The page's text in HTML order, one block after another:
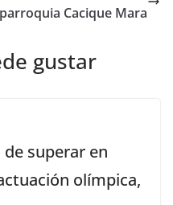
Cacique Mara
gustar
superar en
olímpica,